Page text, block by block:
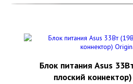
Блок питания Asus
плоский